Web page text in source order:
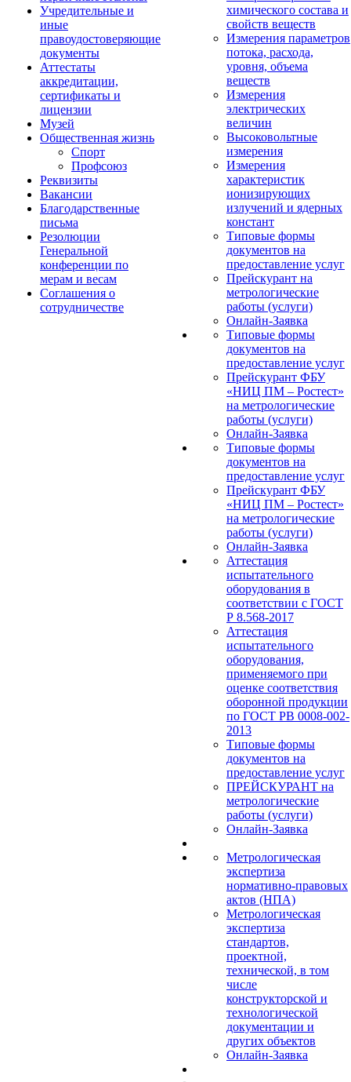
Учредительные и
иные
правоудостоверяющие
документы
Аттестаты
аккредитации,
сертификаты и
лицензии
Музей
Общественная жизнь
Спорт
Профсоюз
Реквизиты
Вакансии
Благодарственные
письма
Резолюции
Генеральной
конференции по
мерам и весам
Соглашения о
сотрудничестве
химического состава и
свойств веществ
Измерения параметров
потока, расхода,
уровня, объема
веществ
Измерения
электрических
величин
Высоковольтные
измерения
Измерения
характеристик
ионизирующих
излучений и ядерных
констант
Типовые формы
документов на
предоставление услуг
Прейскурант на
метрологические
работы (услуги)
Онлайн-Заявка
Типовые формы
документов на
предоставление услуг
Прейскурант ФБУ
«НИЦ ПМ – Ростест»
на метрологические
работы (услуги)
Онлайн-Заявка
Типовые формы
документов на
предоставление услуг
Прейскурант ФБУ
«НИЦ ПМ – Ростест»
на метрологические
работы (услуги)
Онлайн-Заявка
Аттестация
испытательного
оборудования в
соответствии с ГОСТ
Р 8.568-2017
Аттестация
испытательного
оборудования,
применяемого при
оценке соответствия
оборонной продукции
по ГОСТ РВ 0008-002-
2013
Типовые формы
документов на
предоставление услуг
ПРЕЙСКУРАНТ на
метрологические
работы (услуги)
Онлайн-Заявка
Метрологическая
экспертиза
нормативно-правовых
актов (НПА)
Метрологическая
экспертиза
стандартов,
проектной,
технической, в том
числе
конструкторской и
технологической
документации и
других объектов
Онлайн-Заявка